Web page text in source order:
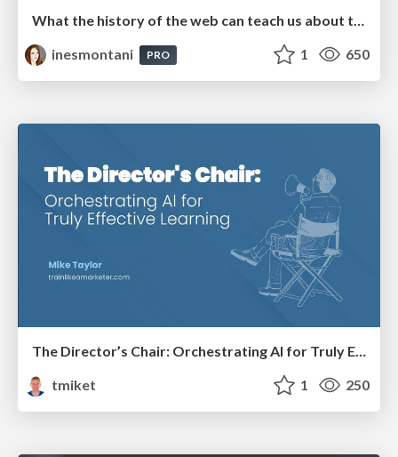
What the history of the web can teach us about the future of AI
inesmontani
PRO 1 650
The Director’s Chair: Orchestrating AI for Truly Effective Learning
tmiket
1 250